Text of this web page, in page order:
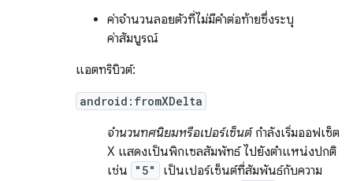
ค่าจำนวนลอยตัวที่ไม่มีคำต่อท้ายซึ่งระบุ
ค่าสัมบูรณ์
แอตทริบิวต์:
android:fromXDelta
จำนวนทศนิยมหรือเปอร์เซ็นต์กำลังเริ่มออฟเซ็ต
X แสดงเป็นพิกเซลสัมพัทธ์ ไปยังตำแหน่งปกติ
เช่น
"5"
เป็นเปอร์เซ็นต์ที่สัมพันธ์กับความ